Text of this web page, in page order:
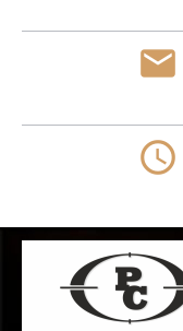
email
access_time